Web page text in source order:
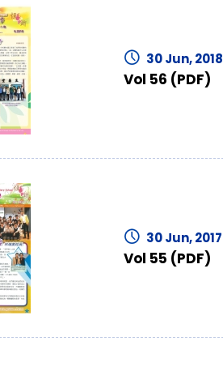
30 Jun, 2018
Vol 56 (PDF)
30 Jun, 2017
Vol 55 (PDF)